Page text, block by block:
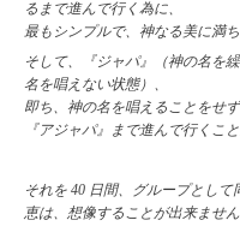
るまで進んで行く為に、
最もシンプルで、神なる美に満ち
そして、『ジャパ』（神の名を
名を唱えない状態）、
即ち、神の名を唱えることをせ
『アジャパ』まで進んで行くこ
それを 40 日間、グループとし
恵は、想像することが出来ません